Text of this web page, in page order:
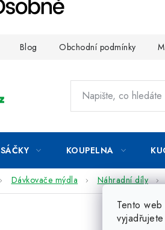
Tento
Blog Obchodní podmínky
SÁČKY KOUPELNA
Dávkovače mýdla Náhradní díly